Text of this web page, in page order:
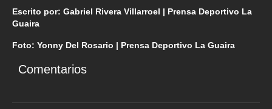
Escrito por: Gabriel Rivera Villarroel | Prensa Deportivo La
Guaira
Foto: Yonny Del Rosario | Prensa Deportivo La Guaira
Comentarios